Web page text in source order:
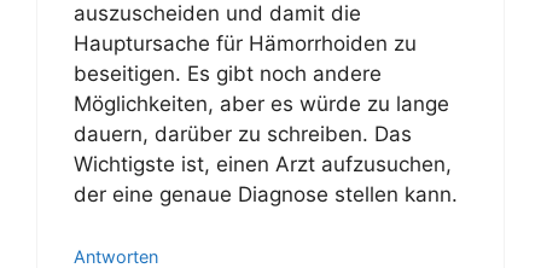
auszuscheiden und damit die
Hauptursache für Hämorrhoiden zu
beseitigen. Es gibt noch andere
Möglichkeiten, aber es würde zu lange
dauern, darüber zu schreiben. Das
Wichtigste ist, einen Arzt aufzusuchen,
der eine genaue Diagnose stellen kann.
Antworten